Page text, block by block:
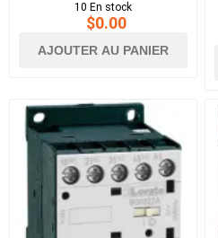
10 En stock
$0.00
AJOUTER AU PANIER